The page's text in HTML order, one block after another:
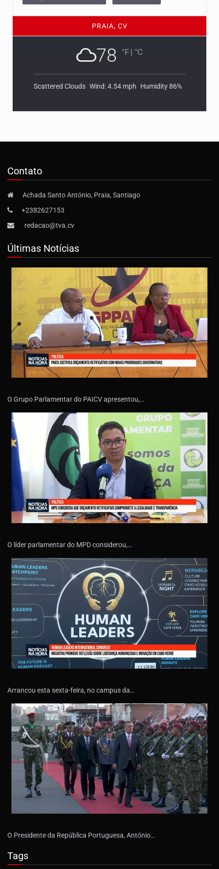
PRAIA, CV
78 °F | °C
Scattered Clouds Wind: 4.54 mph Humidity 86%
Contato
Achada Santo António, Praia, Santiago
+2382627153
redacao@tva.cv
Últimas Notícias
O Grupo Parlamentar do PAICV apresentou,…
O líder parlamentar do MPD considerou,…
Arrancou esta sexta-feira, no campus da…
O Presidente da República Portuguesa, António…
Tags